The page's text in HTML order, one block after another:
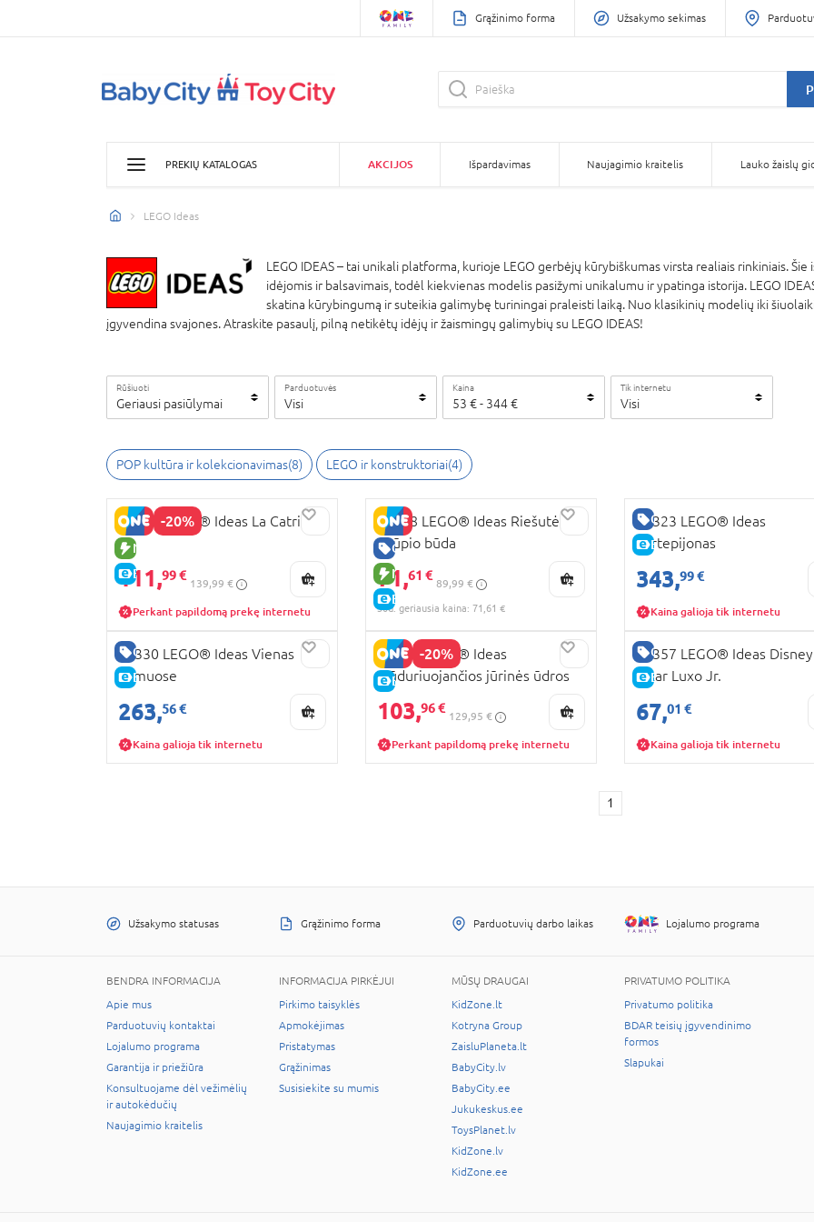
Grąžinimo forma Užsakymo sekimas
PREKIŲ KATALOGAS AKCIJOS Išpardavimas Naujagimio kraitelis Lauko žaislų
LEGO Ideas
LEGO IDEAS – tai unikali platforma, kurioje LEGO gerbėjų kūrybiškumas virsta realiais rinkiniais.
idėjomis ir balsavimais, todėl kiekvienas modelis pasižymi unikalumu ir ypatinga istorija. LEGO
skatina kūrybingumą ir suteikia galimybę turiningai praleisti laiką. Nuo klasikinių modelių iki
įgyvendina svajones. Atraskite pasaulį, pilną netikėtų idėjų ir žaismingų galimybių su LEGO IDEAS!
Rūšiuoti
Geriausi pasiūlymai
Parduotuvės
Visi
Kaina
53 €- 344€
Tik internetu
Visi
POP kultūra ir kolekcionavimas(8) LEGO ir konstruktoriai(4)
-20%
NAUJA PREKĖ
E-KAINA
21372 LEGO® Ideas La Catrina
111,99 €
139,99 €
Perkant papildomą prekę internetu
GERA KAINA
NAUJA PREKĖ
E-KAINA
21368 LEGO® Ideas Riešutėliai:
Snūpio būda
71,61 €
89,99 €
30d. geriausia kaina: 71,61 €
GERA KAINA
E-KAINA
21323 LEGO® Ideas
Fortepijonas
343,99 €
Kaina galioja tik internetu
GERA KAINA
E-KAINA
21330 LEGO® Ideas Vienas
namuose
263,56 €
Kaina galioja tik internetu
-20%
E-KAINA
21366 LEGO® Ideas
Plūduriuojančios jūrinės ūdros
103,96 €
129,95 €
Perkant papildomą prekę internetu
GERA KAINA
E-KAINA
21357 LEGO® Ideas Disney
Pixar Luxo Jr.
67,01 €
Kaina galioja tik internetu
1
Užsakymo statusas Grąžinimo forma Parduotuvių darbo laikas Lojalumo programa
BENDRA INFORMACIJA
Apie mus
Parduotuvių kontaktai
Lojalumo programa
Garantija ir priežiūra
Konsultuojame dėl vežimėlių
ir autokėdučių
Naujagimio kraitelis
INFORMACIJA PIRKĖJUI
Pirkimo taisyklės
Apmokėjimas
Pristatymas
Grąžinimas
Susisiekite su mumis
MŪSŲ DRAUGAI
KidZone.lt
Kotryna Group
ZaisluPlaneta.lt
BabyCity.lv
BabyCity.ee
Jukukeskus.ee
ToysPlanet.lv
KidZone.lv
KidZone.ee
PRIVATUMO POLITIKA
Privatumo politika
BDAR teisių įgyvendinimo
formos
Slapukai